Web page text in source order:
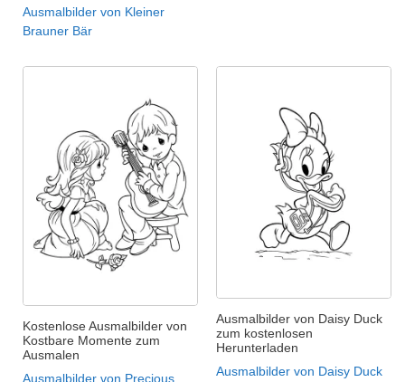
Ausmalbilder von Kleiner
Brauner Bär
Kostenlose Ausmalbilder von
Kostbare Momente zum
Ausmalen
Ausmalbilder von Precious
Ausmalbilder von Daisy Duck
zum kostenlosen
Herunterladen
Ausmalbilder von Daisy Duck